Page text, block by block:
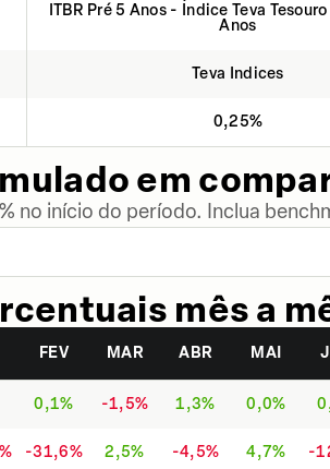
ITBR Pré 5 Anos - Índice Teva
Anos
Teva Indices
0,25%
em
no início do período. Inclua
mês a
FEV MAR ABR MAI
0,1% -1,5% 1,3% 0,0%
-31,6% 2,5% -4,5% 4,7% -